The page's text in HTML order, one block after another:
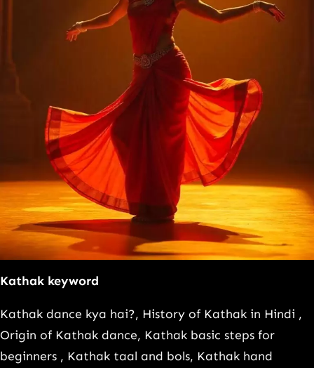
Kathak keyword
Kathak dance kya hai?, History of Kathak in Hindi ,
Origin of Kathak dance, Kathak basic steps for
beginners , Kathak taal and bols, Kathak hand